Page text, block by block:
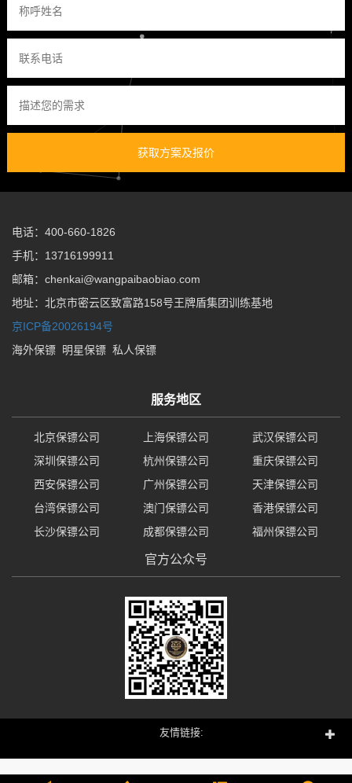
获取方案及报价
电话：400-660-1826
手机：13716199911
邮箱：chenkai@wangpaibaobiao.com
地址：北京市密云区致富路158号王牌盾集团训练基地
京ICP备20026194号
海外保镖
明星保镖 私人保镖
服务地区
北京保镖公司 上海保镖公司
武汉保镖公司
深圳保镖公司
杭州保镖公司
重庆保镖公司
西安保镖公司
广州保镖公司
天津保镖公司
台湾保镖公司
澳门保镖公司
香港保镖公司
长沙保镖公司
成都保镖公司 福州保镖公司
官方公众号
友情链接: